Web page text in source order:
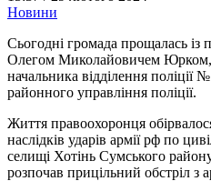
Новини
Сьогодні громада прощалась із
Олегом Миколайовичем
начальника відділення
районного управління поліції.
Життя правоохоронця
наслідків ударів армії рф по
селищі Хотінь Сумського
розпочав прицільний обстріл з